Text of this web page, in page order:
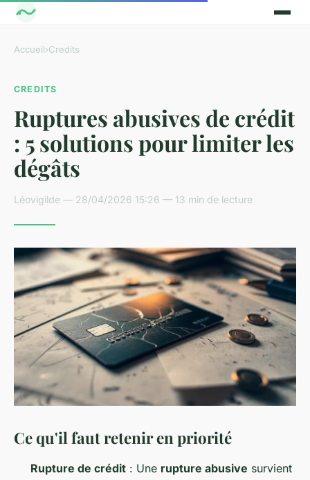
Accueil›Credits
CREDITS
Ruptures abusives de crédit
: 5 solutions pour limiter les
dégâts
Léovigilde — 28/04/2026 15:26 — 13 min de lecture
Ce qu'il faut retenir en priorité
Rupture de crédit : Une rupture abusive survient